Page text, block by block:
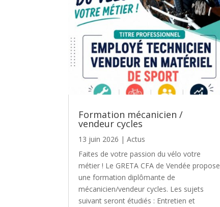
Formation mécanicien /
vendeur cycles
13 juin 2026 |Actus
Faites de votre passion du vélo votre
métier ! Le GRETA CFA de Vendée propose
une formation diplômante de
mécanicien/vendeur cycles. Les sujets
suivant seront étudiés : Entretien et